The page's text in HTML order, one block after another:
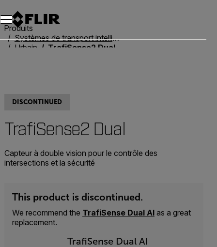
Unread messages
Modèle
Supprimer
articles
article
Ajouter au panier
Ajouté au panier
Produits
Systèmes de transport intelligent
Urbain
TrafiSense2 Dual
DISCONTINUED
TrafiSense2 Dual
Capteur à double vision pour le contrôle des
intersections et la sécurité
This product is discontinued.
We recommend the TrafiSense Dual AI as a great
replacement.
TrafiSense Dual AI